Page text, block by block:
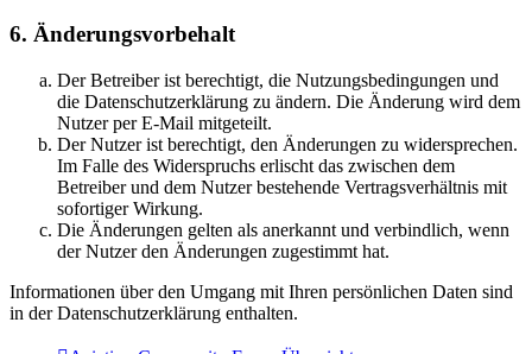
6. Änderungsvorbehalt
Der Betreiber ist berechtigt, die Nutzungsbedingungen und
die Datenschutzerklärung zu ändern. Die Änderung wird dem
Nutzer per E-Mail mitgeteilt.
Der Nutzer ist berechtigt, den Änderungen zu widersprechen.
Im Falle des Widerspruchs erlischt das zwischen dem
Betreiber und dem Nutzer bestehende Vertragsverhältnis mit
sofortiger Wirkung.
Die Änderungen gelten als anerkannt und verbindlich, wenn
der Nutzer den Änderungen zugestimmt hat.
Informationen über den Umgang mit Ihren persönlichen Daten sind
in der Datenschutzerklärung enthalten.